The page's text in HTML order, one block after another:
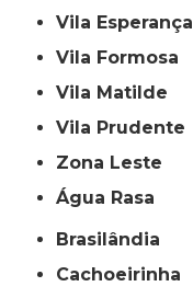
Vila Esperança
Vila Formosa
Vila Matilde
Vila Prudente
Zona Leste
Água Rasa
Brasilândia
Cachoeirinha